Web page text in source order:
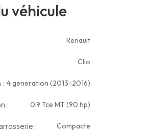
véhicule
Renault
Clio
: 4 generation (2013-2016)
: 0.9 Tce MT (90 hp)
: Compacte